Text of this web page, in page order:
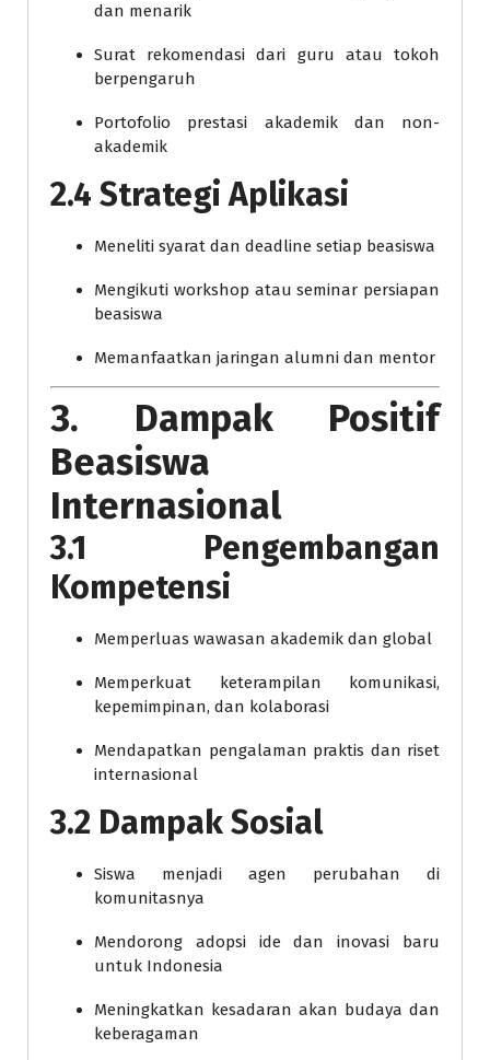
dan menarik
Surat rekomendasi dari guru atau tokoh
berpengaruh
Portofolio prestasi akademik dan non-
akademik
2.4 Strategi Aplikasi
Meneliti syarat dan deadline setiap beasiswa
Mengikuti workshop atau seminar persiapan
beasiswa
Memanfaatkan jaringan alumni dan mentor
3. Dampak Positif
Beasiswa
Internasional
3.1 Pengembangan
Kompetensi
Memperluas wawasan akademik dan global
Memperkuat keterampilan komunikasi,
kepemimpinan, dan kolaborasi
Mendapatkan pengalaman praktis dan riset
internasional
3.2 Dampak Sosial
Siswa menjadi agen perubahan di
komunitasnya
Mendorong adopsi ide dan inovasi baru
untuk Indonesia
Meningkatkan kesadaran akan budaya dan
keberagaman